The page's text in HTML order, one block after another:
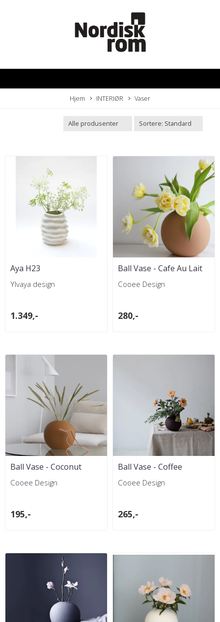
Hjem INTERIØR Vaser
Aya H23
Ylvaya design
1.349,-
Ball Vase - Cafe Au Lait
Cooee Design
280,-
Ball Vase - Coconut
Cooee Design
195,-
Ball Vase - Coffee
Cooee Design
265,-